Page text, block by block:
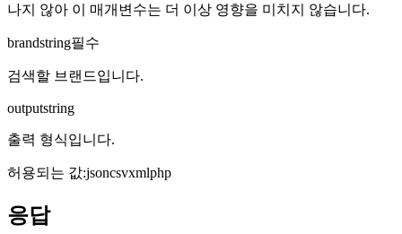
나지 않아 이 매개변수는 더 이상 영향을 미치지 않습니다.
brandstring필수
검색할 브랜드입니다.
outputstring
출력 형식입니다.
허용되는 값:jsoncsvxmlphp
응답